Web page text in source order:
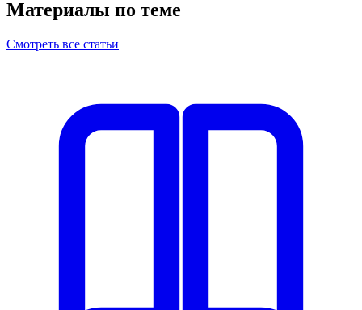
Материалы по теме
Смотреть все статьи